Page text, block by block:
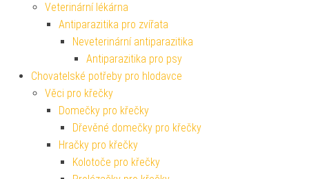
Veterinární lékárna
Antiparazitika pro zvířata
Neveterinární antiparazitika
Antiparazitika pro psy
Chovatelské potřeby pro hlodavce
Věci pro křečky
Domečky pro křečky
Dřevěné domečky pro křečky
Hračky pro křečky
Kolotoče pro křečky